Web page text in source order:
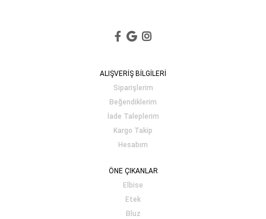
ALIŞVERİŞ BİLGİLERİ
Siparişlerim
Beğendiklerim
İade Taleplerim
Kargo Takip
Hesabım
ÖNE ÇIKANLAR
Elbise
Etek
Bluz